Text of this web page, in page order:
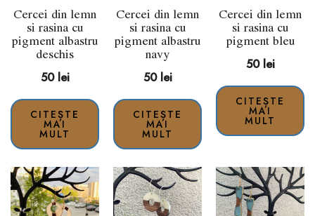
Cercei din lemn
si rasina cu
pigment albastru
deschis
50 lei
CITEȘTE
MAI
MULT
Cercei din lemn
si rasina cu
pigment albastru
navy
50 lei
CITEȘTE
MAI
MULT
Cercei din lemn
si rasina cu
pigment bleu
50 lei
CITEȘTE
MAI
MULT